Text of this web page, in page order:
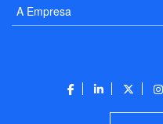
A Empresa